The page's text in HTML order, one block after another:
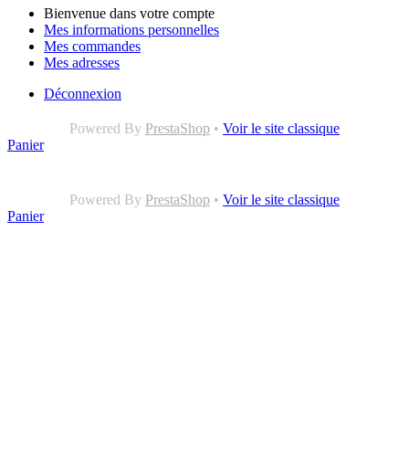
Bienvenue dans votre compte
Mes informations personnelles
Mes commandes
Mes adresses
Déconnexion
Powered By PrestaShop • Voir le site classique
Panier
Powered By PrestaShop • Voir le site classique
Panier